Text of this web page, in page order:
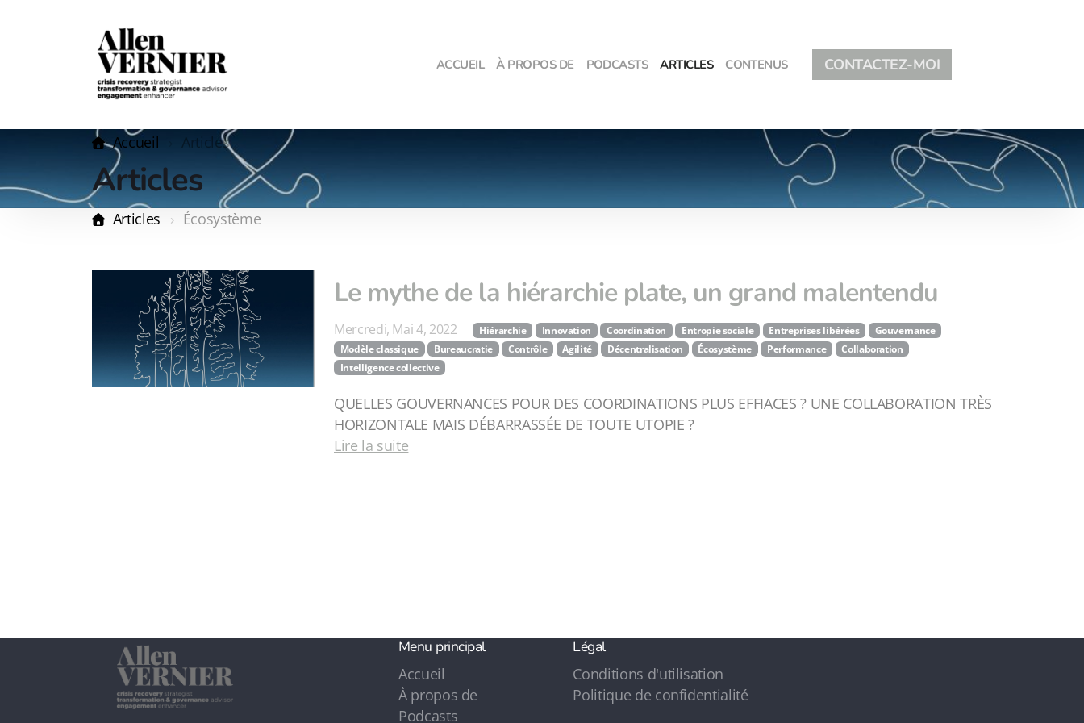
ACCUEIL À PROPOS DE PODCASTS ARTICLES CONTENUS CONTACTEZ-MOI
Accueil Articles
Articles
Articles Écosystème
Le mythe de la hiérarchie plate, un grand malentendu
Mercredi, Mai 4, 2022 Hiérarchie Innovation Coordination Entropie sociale Entreprises libérées
Gouvernance
Modèle classique
Bureaucratie Contrôle Agilité Décentralisation Écosystème Performance
Collaboration
Intelligence collective
QUELLES GOUVERNANCES POUR DES COORDINATIONS PLUS EFFIACES ? UNE COLLABORATION TRÈS
HORIZONTALE MAIS DÉBARRASSÉE DE TOUTE UTOPIE ?
Lire la suite
Menu principal
Accueil
À propos de
Podcasts
Légal
Conditions d'utilisation
Politique de confidentialité